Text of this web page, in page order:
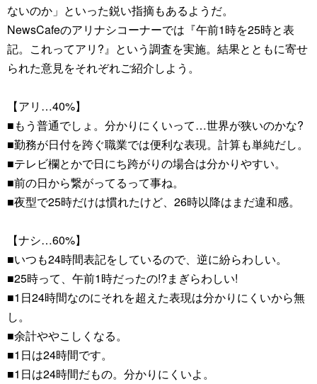
ないのか」といった鋭い指摘もあるようだ。
NewsCafeのアリナシコーナーでは『午前1時を25時と表
記。これってアリ?』という調査を実施。結果とともに寄せ
られた意見をそれぞれご紹介しよう。
【アリ…40%】
■もう普通でしょ。分かりにくいって…世界が狭いのかな?
■勤務が日付を跨ぐ職業では便利な表現。計算も単純だし。
■テレビ欄とかで日にち跨がりの場合は分かりやすい。
■前の日から繋がってるって事ね。
■夜型で25時だけは慣れたけど、26時以降はまだ違和感。
【ナシ…60%】
■いつも24時間表記をしているので、逆に紛らわしい。
■25時って、午前1時だったの!?まぎらわしい!
■1日24時間なのにそれを超えた表現は分かりにくいから無
し。
■余計ややこしくなる。
■1日は24時間です。
■1日は24時間だもの。分かりにくいよ。